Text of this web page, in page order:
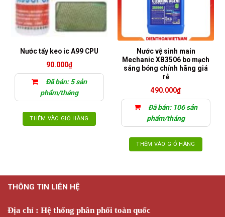
Nước tẩy keo ic A99 CPU
90.000₫
Đã bán: 5 sản
phẩm/tháng
THÊM VÀO GIỎ HÀNG
Nước vệ sinh main
Mechanic XB3506 bo mạch
sáng bóng chính hãng giá
rẻ
490.000₫
Đã bán: 106 sản
phẩm/tháng
THÊM VÀO GIỎ HÀNG
THÔNG TIN LIÊN HỆ
Địa chỉ : Hệ thống phân phối toàn quốc